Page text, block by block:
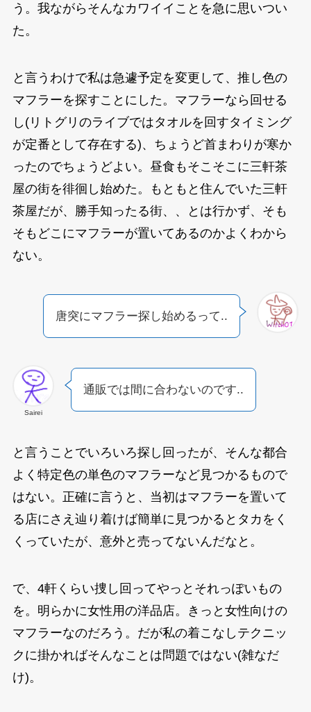
う。我ながらそんなカワイイことを急に思いつい
た。
と言うわけで私は急遽予定を変更して、推し色の
マフラーを探すことにした。マフラーなら回せる
し(リトグリのライブではタオルを回すタイミング
が定番として存在する)、ちょうど首まわりが寒か
ったのでちょうどよい。昼食もそこそこに三軒茶
屋の街を徘徊し始めた。もともと住んでいた三軒
茶屋だが、勝手知ったる街、、とは行かず、そも
そもどこにマフラーが置いてあるのかよくわから
ない。
唐突にマフラー探し始めるって..
Sairei
通販では間に合わないのです..
と言うことでいろいろ探し回ったが、そんな都合
よく特定色の単色のマフラーなど見つかるもので
はない。正確に言うと、当初はマフラーを置いて
る店にさえ辿り着けば簡単に見つかるとタカをく
くっていたが、意外と売ってないんだなと。
で、4軒くらい捜し回ってやっとそれっぽいもの
を。明らかに女性用の洋品店。きっと女性向けの
マフラーなのだろう。だが私の着こなしテクニッ
クに掛かればそんなことは問題ではない(雑なだ
け)。